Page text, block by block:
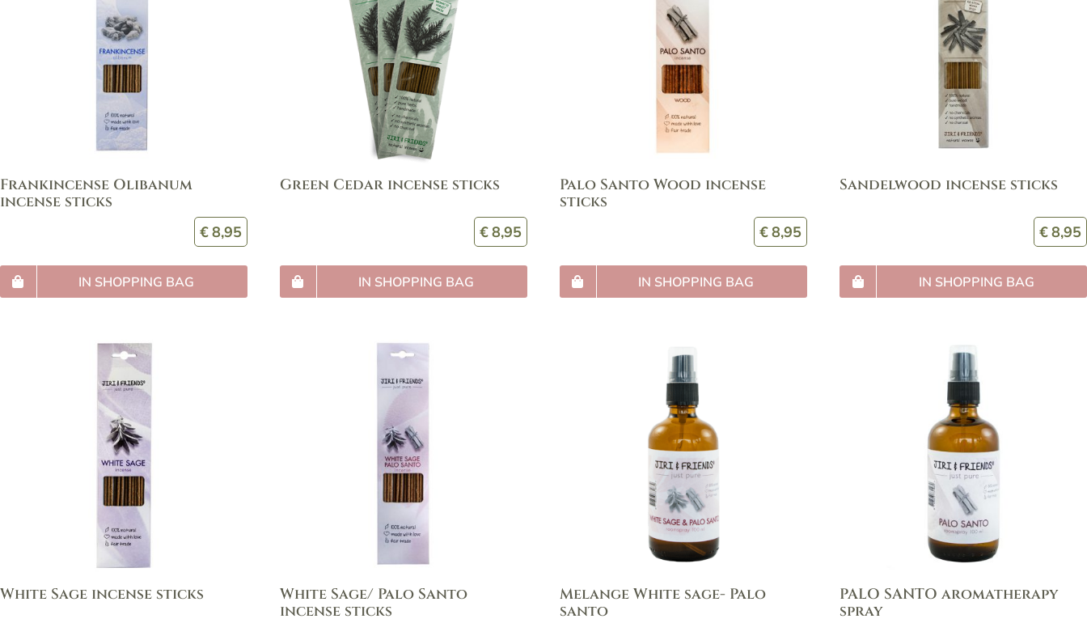
Frankincense Olibanum
incense sticks
€8,95
IN SHOPPING BAG
Green Cedar incense sticks
€8,95
IN SHOPPING BAG
Palo Santo Wood incense
sticks
€8,95
IN SHOPPING BAG
Sandelwood incense sticks
€8,95
IN SHOPPING BAG
White Sage incense sticks
White Sage/ Palo Santo
incense sticks
Melange White sage- Palo
santo
PALO SANTO aromatherapy
spray